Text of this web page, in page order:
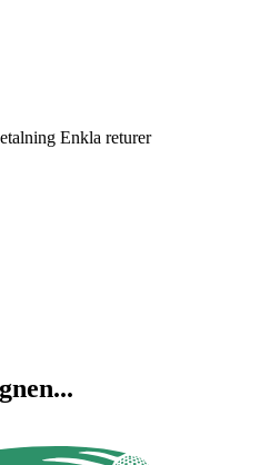
Enkla returer